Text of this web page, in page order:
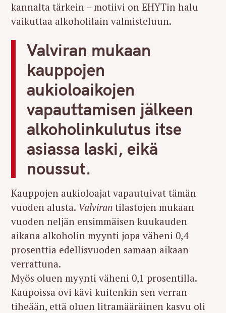
kannalta tärkein – motiivi on EHYTin halu
vaikuttaa alkoholilain valmisteluun.
Valviran mukaan
kauppojen
aukioloaikojen
vapauttamisen jälkeen
alkoholinkulutus itse
asiassa laski, eikä
noussut.
Kauppojen aukioloajat vapautuivat tämän
vuoden alusta. Valviran tilastojen mukaan
vuoden neljän ensimmäisen kuukauden
aikana alkoholin myynti jopa väheni 0,4
prosenttia edellisvuoden samaan aikaan
verrattuna.
Myös oluen myynti väheni 0,1 prosentilla.
Kaupoissa ovi kävi kuitenkin sen verran
tiheään, että oluen litramääräinen kasvu oli